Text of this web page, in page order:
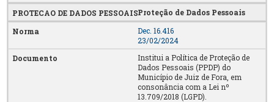
Proteção de Dados Pessoais
Dec. 16.416
23/02/2024
Institui a Política de Proteção de
Dados Pessoais (PPDP) do
Município de Juiz de Fora, em
consonância com a Lei nº
13.709/2018 (LGPD).